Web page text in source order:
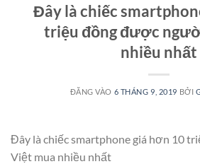
Đây là chiếc
triệu đồng được
nhiều nhất
ĐĂNG VÀO 6 THÁNG 9, 2019 BỞI
Đây là chiếc smartphone giá hơn 10
Việt mua nhiều nhất